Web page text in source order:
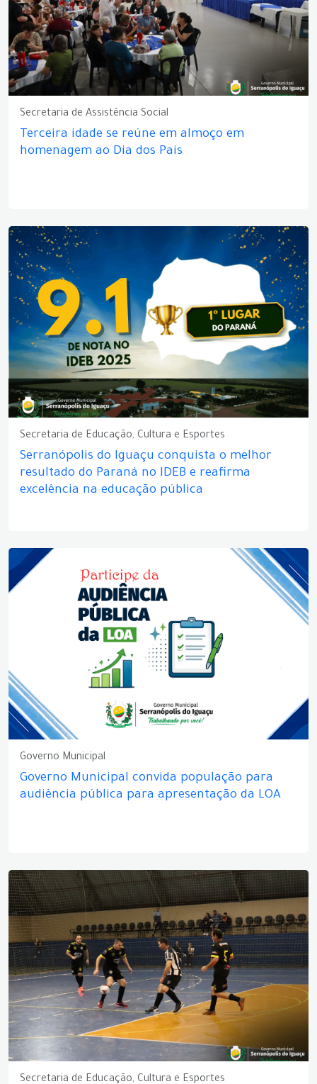
Secretaria de Assistência Social
Terceira idade se reúne em almoço em
homenagem ao Dia dos Pais
Secretaria de Educação, Cultura e Esportes
Serranópolis do Iguaçu conquista o melhor
resultado do Paraná no IDEB e reafirma
excelência na educação pública
Governo Municipal
Governo Municipal convida população para
audiência pública para apresentação da LOA
Secretaria de Educação, Cultura e Esportes